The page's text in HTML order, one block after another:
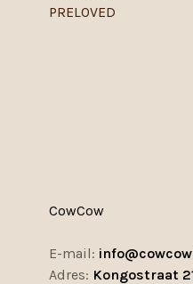
PRELOVED
CowCow
E-mail:
Adres: Kongostraat